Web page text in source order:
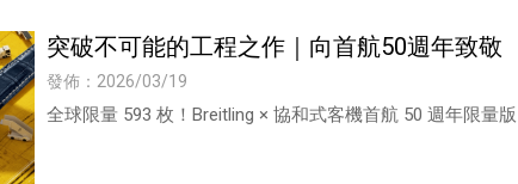
突破不可能的工程之作｜向首航50週年致敬
發佈：2026/03/19
全球限量 593 枚！Breitling × 協和式客機首航 50 週年限量版